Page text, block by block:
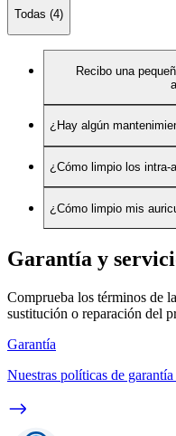
Todas (4)
Recibo una
¿Hay algún
¿Cómo limpio los intra-
¿Cómo limpio mis
Garantía y
Comprueba los términos de
sustitución o reparación del
Garantía
Nuestras políticas de